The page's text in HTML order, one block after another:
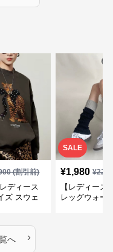
(割引前)
ディース
ズ スウェ
SALE
¥1,980 ¥
【レディース
レッグウォー
へ ›